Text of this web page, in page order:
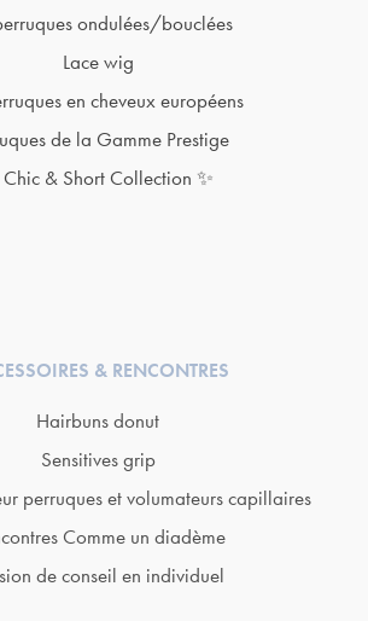
ondulées/bouclées
Lace wig
en cheveux européens
de la Gamme Prestige
Chic & Short Collection ✨
& RENCONTRES
Hairbuns donut
Sensitives grip
perruques et volumateurs capillaires
Comme un diadème
de conseil en individuel